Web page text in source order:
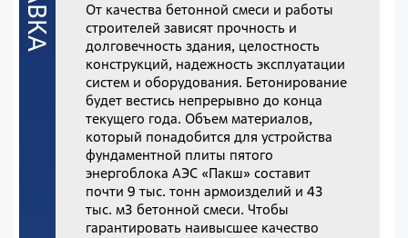
От качества бетонной смеси и работы
строителей зависят прочность и
долговечность здания, целостность
конструкций, надежность эксплуатации
систем и оборудования. Бетонирование
будет вестись непрерывно до конца
текущего года. Объем материалов,
который понадобится для устройства
фундаментной плиты пятого
энергоблока АЭС «Пакш» составит
почти 9 тыс. тонн армоизделий и43
тыс. м3 бетонной смеси. Чтобы
гарантировать наивысшее качество